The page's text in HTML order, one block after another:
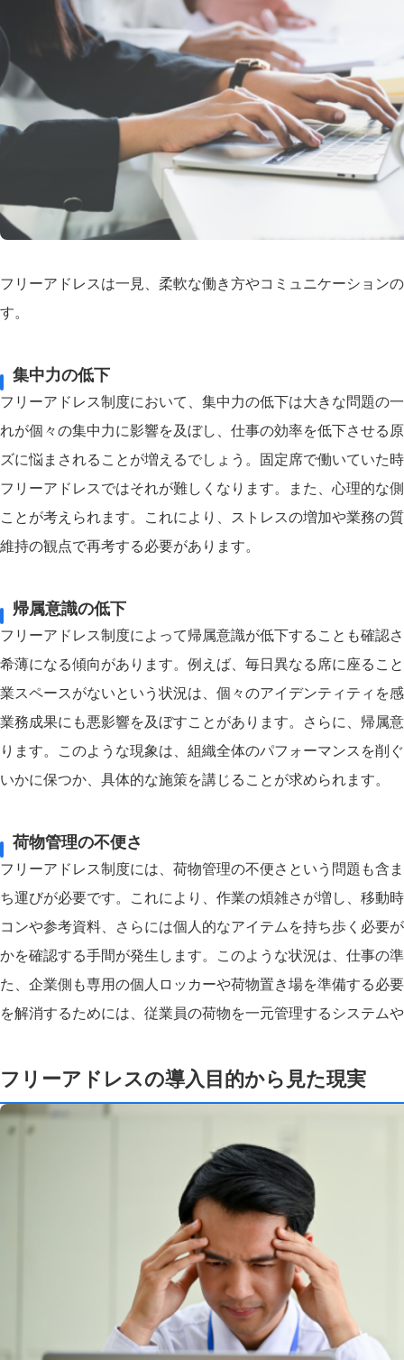
フリーアドレスは一見、柔軟な働き方やコミュニケーション
す。
集中力の低下
フリーアドレス制度において、集中力の低下は大きな問題の
れが個々の集中力に影響を及ぼし、仕事の効率を低下させる
ズに悩まされることが増えるでしょう。固定席で働いていた
フリーアドレスではそれが難しくなります。また、心理的な
ことが考えられます。これにより、ストレスの増加や業務の
維持の観点で再考する必要があります。
帰属意識の低下
フリーアドレス制度によって帰属意識が低下することも確認
希薄になる傾向があります。例えば、毎日異なる席に座るこ
業スペースがないという状況は、個々のアイデンティティを
業務成果にも悪影響を及ぼすことがあります。さらに、帰属
ります。このような現象は、組織全体のパフォーマンスを
いかに保つか、具体的な施策を講じることが求められます。
荷物管理の不便さ
フリーアドレス制度には、荷物管理の不便さという問題も含
ち運びが必要です。これにより、作業の煩雑さが増し、移動
コンや参考資料、さらには個人的なアイテムを持ち歩く必要
かを確認する手間が発生します。このような状況は、仕事の
た、企業側も専用の個人ロッカーや荷物置き場を準備する必
を解消するためには、従業員の荷物を一元管理するシステム
フリーアドレスの導入目的から見た現実